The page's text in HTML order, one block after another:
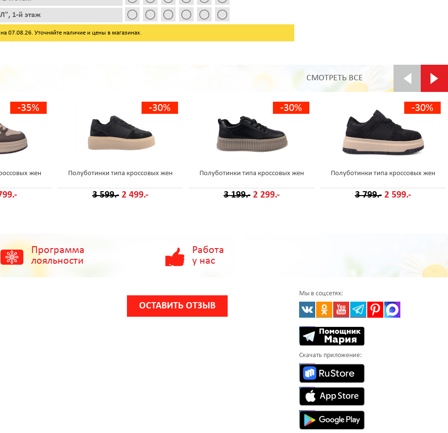
1-й этаж
07.08.26. Уточняйте наличие и цены в магазинах.
СМОТРЕТЬ ВСЕ
-35%
жен
-30%
Полуботинки типа кроссовых жен
3 599.- 2 499.-
-30%
Полуботинки типа кроссовых жен
3 199.- 2 299.-
-30%
Полуботинки типа кроссовых жен
3 799.- 2 599.-
Программа
лояльности
Работа
у нас
ОСТАВИТЬ ОТЗЫВ
Мы в соцсетях:
Скачать приложение: